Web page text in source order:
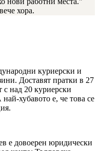
хора.
куриерски и
Доставят пратки в 27
над 20 куриерски
хубавото е, че това се
е довоерен юридически